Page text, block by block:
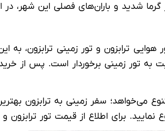
شدید و باران‌های فصلی این شهر، در
هوایی ترابزون و تور زمینی ترابزون،
به تور زمینی برخوردار است. پس از
می‌خواهد؛ سفر زمینی به ترابزون
برای اطلاع از قیمت تور ترابزون